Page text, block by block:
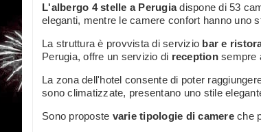
L'albergo 4 stelle a Perugiadispone di 53
eleganti, mentre le camere confort hanno uno
La struttura è provvista di servizio bar e
Perugia, offre un servizio di receptionsempre
La zona dell'hotel consente di poter
sono climatizzate, presentano uno stile
Sono proposte varie tipologie di camereche